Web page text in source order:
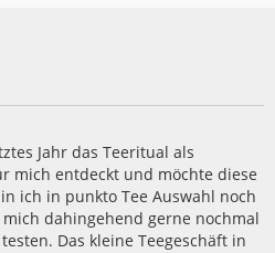
Jahr das Teeritual als
mich entdeckt und möchte diese
ich in punkto Tee Auswahl noch
dahingehend gerne nochmal
Das kleine Teegeschäft in